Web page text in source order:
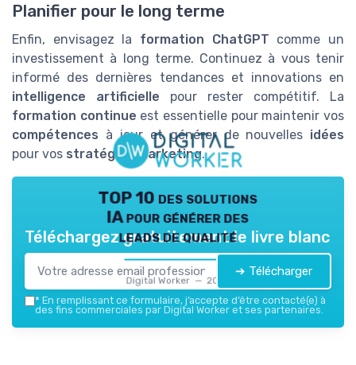
Planifier pour le long terme
Enfin, envisagez la formation ChatGPT comme un
investissement à long terme. Continuez à vous tenir
informé des dernières tendances et innovations en
intelligence artificielle pour rester compétitif. La
formation continue est essentielle pour maintenir vos
compétences à jour et générer de nouvelles idées
pour vos stratégies marketing.
TOP 10 des solutions
IA pour générer des
leads de qualité
Digital Worker — 2026
Téléchargez gratuitement le livre blanc
➔ Télécharger
* En remplissant ce formulaire, j’accepte d’être contacté(e) à
des fins commerciales par Digital Worker et ses partenaires.